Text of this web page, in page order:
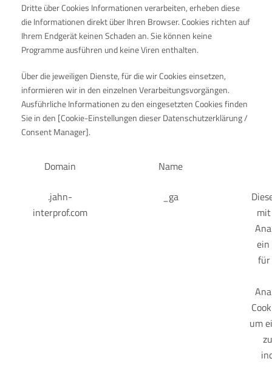
Dritte über Cookies Informationen verarbeiten, erheben diese
die Informationen direkt über Ihren Browser. Cookies richten auf
Ihrem Endgerät keinen Schaden an. Sie können keine
Programme ausführen und keine Viren enthalten.
Über die jeweiligen Dienste, für die wir Cookies einsetzen,
informieren wir in den einzelnen Verarbeitungsvorgängen.
Ausführliche Informationen zu den eingesetzten Cookies finden
Sie in den [Cookie-Einstellungen dieser Datenschutzerklärung /
Consent Manager].
Domain Name
.jahn-
interprof.com
_ga
ein
für
um